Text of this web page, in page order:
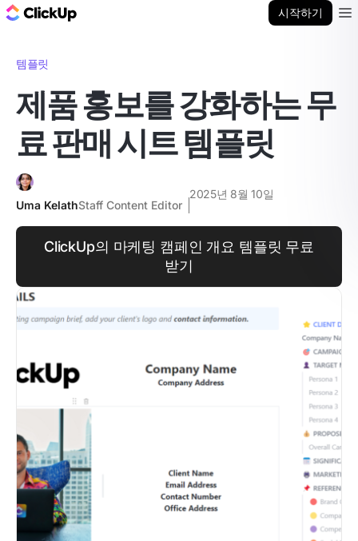
시작하기
템플릿
제품 홍보를 강화하는 무
료 판매 시트 템플릿
Uma KelathStaff Content Editor
2025년 8월 10일
ClickUp의 마케팅 캠페인 개요 템플릿 무료
받기